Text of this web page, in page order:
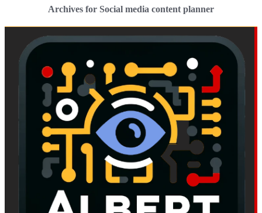
Archives for Social media content planner